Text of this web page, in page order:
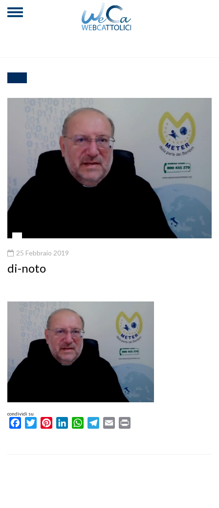
25 Febbraio 2019
di-noto
condividi su
FacebookTwitterPinterestLinkedInWhatsAppTelegram
Email